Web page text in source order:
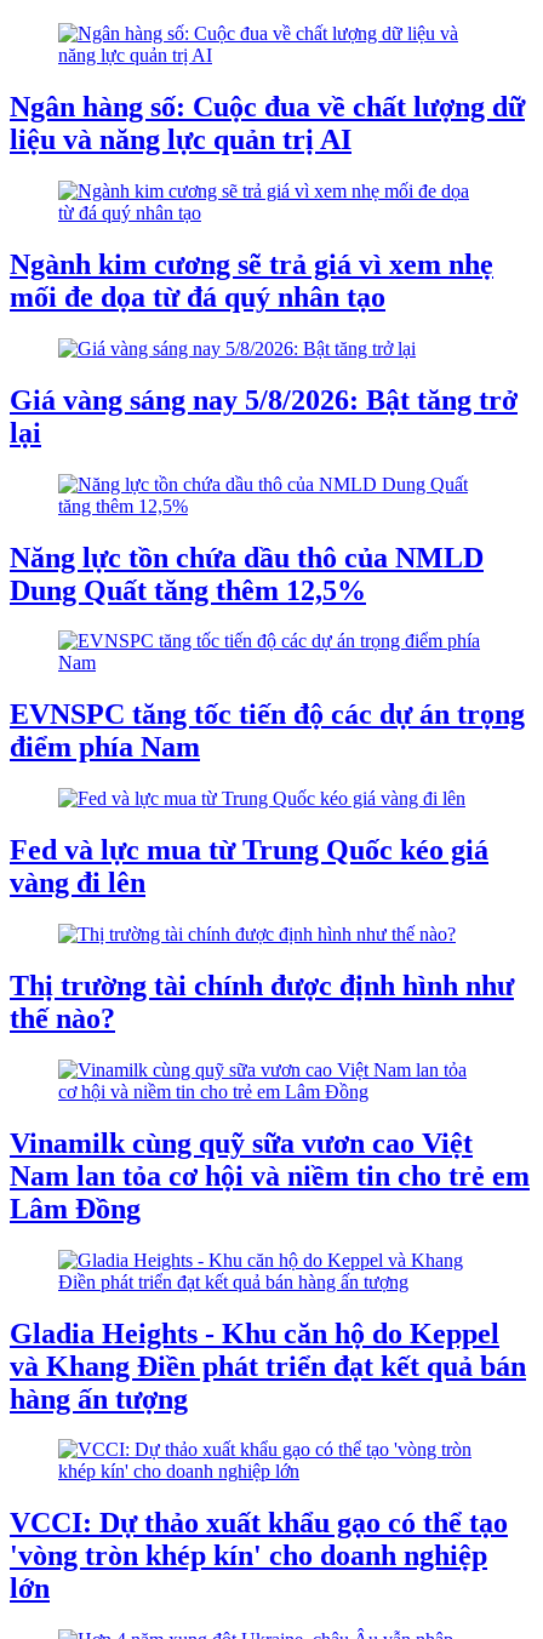
Ngân hàng số: Cuộc đua về chất lượng dữ
liệu và năng lực quản trị AI
Ngành kim cương sẽ trả giá vì xem nhẹ
mối đe dọa từ đá quý nhân tạo
Giá vàng sáng nay 5/8/2026: Bật tăng trở
lại
Năng lực tồn chứa dầu thô của NMLD
Dung Quất tăng thêm 12,5%
EVNSPC tăng tốc tiến độ các dự án trọng
điểm phía Nam
Fed và lực mua từ Trung Quốc kéo giá
vàng đi lên
Thị trường tài chính được định hình như
thế nào?
Vinamilk cùng quỹ sữa vươn cao Việt
Nam lan tỏa cơ hội và niềm tin cho trẻ em
Lâm Đồng
Gladia Heights - Khu căn hộ do Keppel
và Khang Điền phát triển đạt kết quả bán
hàng ấn tượng
VCCI: Dự thảo xuất khẩu gạo có thể tạo
'vòng tròn khép kín' cho doanh nghiệp
lớn